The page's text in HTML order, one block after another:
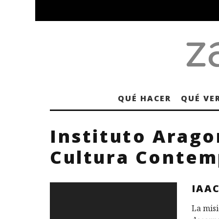
QUÉ HACER QUÉ
Instituto
Cultura
La